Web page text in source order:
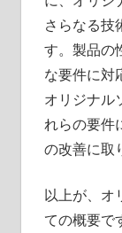
さらなる技
す。製品の
な要件に対
オリジナル
れらの要件
の改善に取
以上が、オ
ての概要で